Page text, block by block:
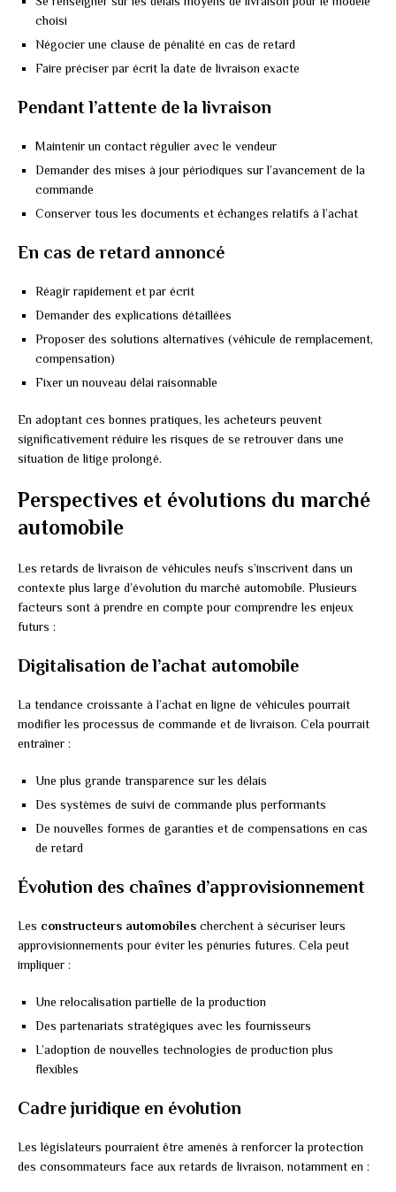
choisi
Négocier une clause de pénalité en cas de retard
Faire préciser par écrit la date de livraison exacte
Pendant l’attente de la livraison
Maintenir un contact régulier avec le vendeur
Demander des mises à jour périodiques sur l’avancement de la
commande
Conserver tous les documents et échanges relatifs à l’achat
En cas de retard annoncé
Réagir rapidement et par écrit
Demander des explications détaillées
Proposer des solutions alternatives (véhicule de remplacement,
compensation)
Fixer un nouveau délai raisonnable
En adoptant ces bonnes pratiques, les acheteurs peuvent
significativement réduire les risques de se retrouver dans une
situation de litige prolongé.
Perspectives et évolutions du marché
automobile
Les retards de livraison de véhicules neufs s’inscrivent dans un
contexte plus large d’évolution du marché automobile. Plusieurs
facteurs sont à prendre en compte pour comprendre les enjeux
futurs :
Digitalisation de l’achat automobile
La tendance croissante à l’achat en ligne de véhicules pourrait
modifier les processus de commande et de livraison. Cela pourrait
entraîner :
Une plus grande transparence sur les délais
Des systèmes de suivi de commande plus performants
De nouvelles formes de garanties et de compensations en cas
de retard
Évolution des chaînes d’approvisionnement
Les constructeurs automobiles cherchent à sécuriser leurs
approvisionnements pour éviter les pénuries futures. Cela peut
impliquer :
Une relocalisation partielle de la production
Des partenariats stratégiques avec les fournisseurs
L’adoption de nouvelles technologies de production plus
flexibles
Cadre juridique en évolution
Les législateurs pourraient être amenés à renforcer la protection
des consommateurs face aux retards de livraison, notamment en :